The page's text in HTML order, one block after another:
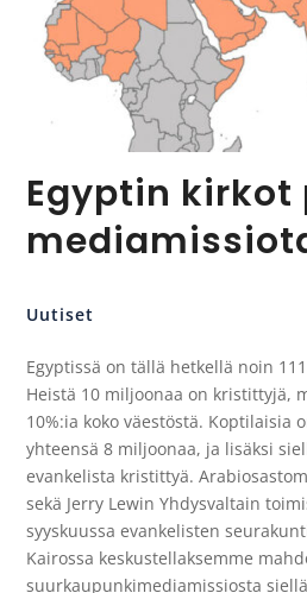
Egyptin
Uutiset
Egyptissä on tällä hetkellä noin
Heistä 10 miljoonaa on kristittyjä,
10%:ia koko väestöstä. Koptilaisia
yhteensä 8 miljoonaa, ja lisäksi
evankelista kristittyä.
sekä Jerry Lewin Yhdysvaltain
syyskuussa evankelisten
Kairossa keskustellaksemme
suurkaupunkimediamissiosta